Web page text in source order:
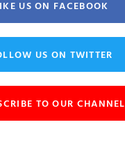
US ON FACEBOOK
US ON TWITTER
TO OUR CHANNEL